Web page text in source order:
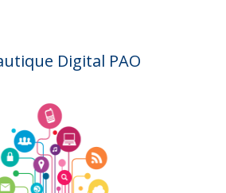
Digital PAO